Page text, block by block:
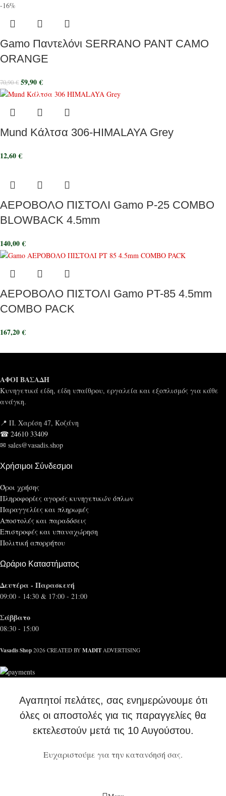
-16%
Gamo Παντελόνι SERRANO PANT CAMO
ORANGE
70,90€ 59,90€
Mund Κάλτσα 306-HIMALAYA Grey
12,60€
ΑΕΡΟΒΟΛΟ ΠΙΣΤΟΛΙ Gamo P-25 COMBO
BLOWBACK 4.5mm
140,00€
ΑΕΡΟΒΟΛΟ ΠΙΣΤΟΛΙ Gamo PT-85 4.5mm
COMBO PACK
167,20€
ΑΦΟΙ ΒΑΣΑΔΗ
Κυνηγετικά είδη, είδη υπαίθρου, εργαλεία και εξοπλισμός για κάθε
ανάγκη.
📍 Π. Χαρίση 47, Κοζάνη
☎ 24610 33409
✉ sales@vasadis.shop
Χρήσιμοι Σύνδεσμοι
Όροι χρήσης
Πληροφορίες αγοράς κυνηγετικών όπλων
Παραγγελίες και πληρωμές
Αποστολές και παραδόσεις
Επιστροφές και υπαναχώρηση
Πολιτική απορρήτου
Ωράριο Καταστήματος
Δευτέρα - Παρασκευή
09:00 - 14:30 & 17:00 - 21:00
Σάββατο
08:30 - 15:00
Vasadis Shop 2026 CREATED BY MADIT ADVERTISING
Αγαπητοί πελάτες, σας ενημερώνουμε ότι
όλες οι αποστολές για τις παραγγελίες θα
εκτελεστούν μετά τις 10 Αυγούστου.
Ευχαριστούμε για την κατανόησή σας.